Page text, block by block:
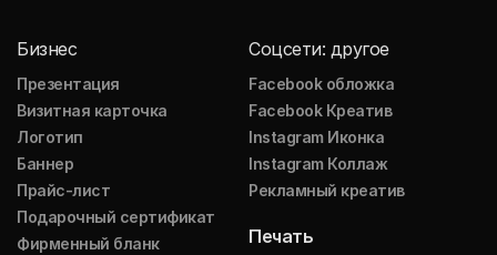
Бизнес
Презентация
Визитная карточка
Логотип
Баннер
Прайс-лист
Подарочный сертификат
Фирменный бланк
Соцсети: другое
Facebook обложка
Facebook Креатив
Instagram Иконка
Instagram Коллаж
Рекламный креатив
Печать